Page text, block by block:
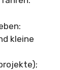
kleine